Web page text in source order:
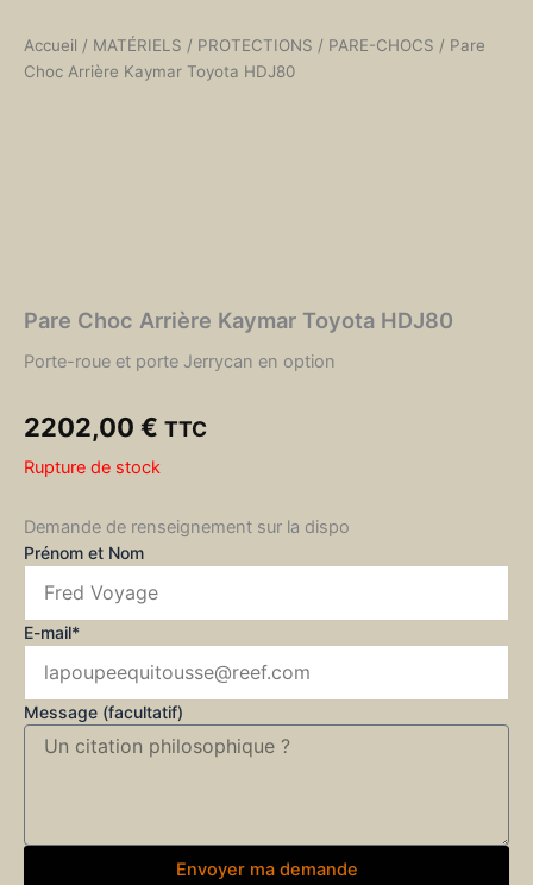
Accueil / MATÉRIELS / PROTECTIONS / PARE-CHOCS / Pare
Choc Arrière Kaymar Toyota HDJ80
Pare Choc Arrière Kaymar Toyota HDJ80
Porte-roue et porte Jerrycan en option
2202,00 € TTC
Rupture de stock
Demande de renseignement sur la dispo
Prénom et Nom
E-mail*
Message (facultatif)
Envoyer ma demande